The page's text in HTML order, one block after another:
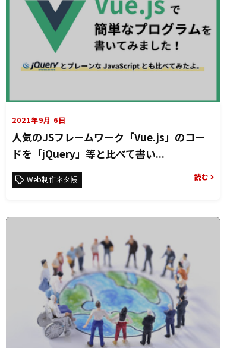
2021年9月 6日
人気のJSフレームワーク「Vue.js」のコー
ドを「jQuery」等と比べて書い...
Web制作ネタ帳 読む